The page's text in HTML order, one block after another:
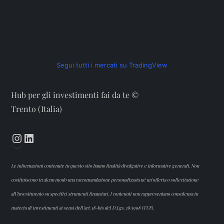
Segui tutti i mercati su TradingView
Hub per gli investimenti fai da te ©
Trento (Italia)
Instagram
Le informazioni contenute in questo sito hanno finalità divulgative e informative generali. Non
costituiscono in alcun modo una raccomandazione personalizzata né un’offerta o sollecitazione
all’investimento su specifici strumenti finanziari. I contenuti non rappresentano consulenza in
materia di investimenti ai sensi dell’art. 18-bis del D.Lgs. 58/1998 (TUF).